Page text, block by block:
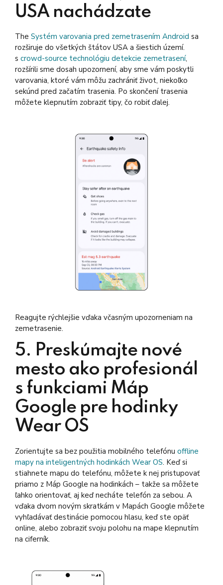
USA nachádzate
The Systém varovania pred zemetrasením Android sa
rozširuje do všetkých štátov USA a šiestich území.
s crowd-source technológiu detekcie zemetrasení,
rozšírili sme dosah upozornení, aby sme vám poskytli
varovania, ktoré vám môžu zachrániť život, niekoľko
sekúnd pred začatím trasenia. Po skončení trasenia
môžete klepnutím zobraziť tipy, čo robiť ďalej.
Reagujte rýchlejšie vďaka včasným upozorneniam na
zemetrasenie.
5. Preskúmajte nové
mesto ako profesionál
s funkciami Máp
Google pre hodinky
Wear OS
Zorientujte sa bez použitia mobilného telefónu offline
mapy na inteligentných hodinkách Wear OS. Keď si
stiahnete mapu do telefónu, môžete k nej pristupovať
priamo z Máp Google na hodinkách – takže sa môžete
ľahko orientovať, aj keď necháte telefón za sebou. A
vďaka dvom novým skratkám v Mapách Google môžete
vyhľadávať destinácie pomocou hlasu, keď ste opäť
online, alebo zobraziť svoju polohu na mape klepnutím
na ciferník.